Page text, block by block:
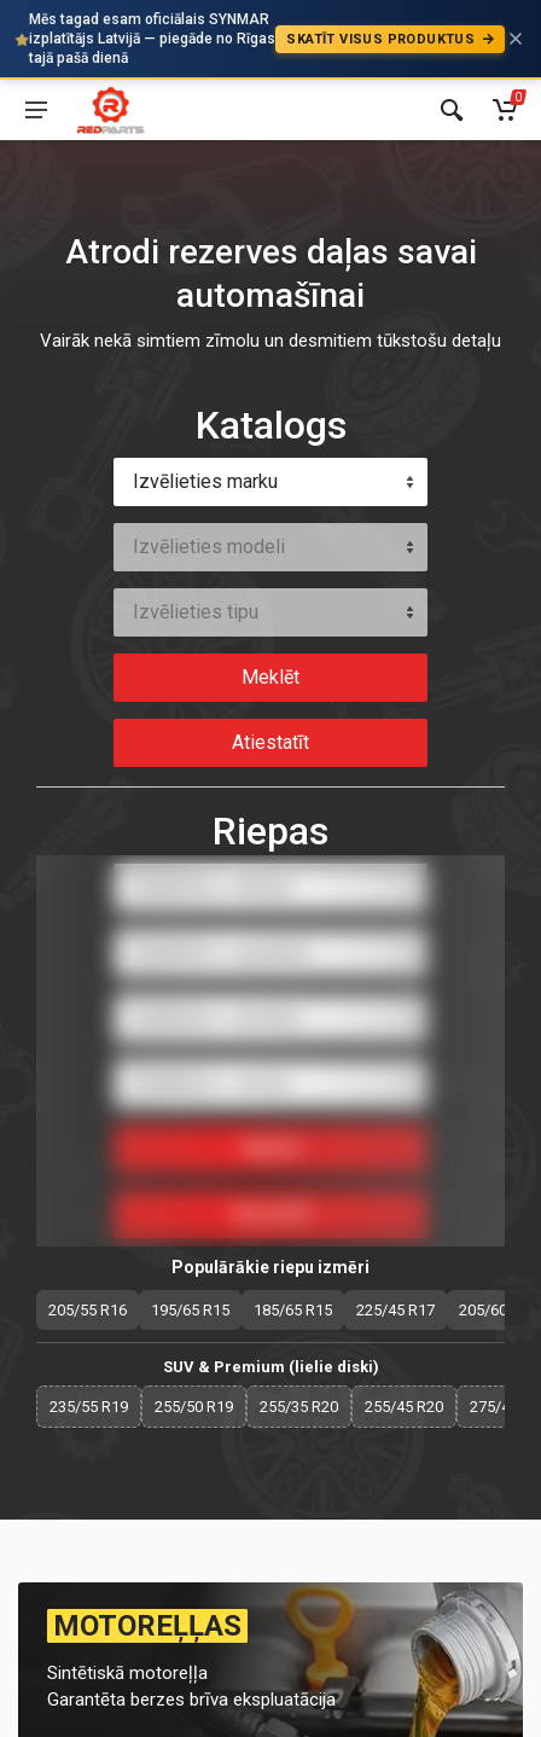
Mēs tagad esam oficiālais SYNMAR
izplatītājs Latvijā — piegāde no Rīgas
tajā pašā dienā
SKATĪT VISUS PRODUKTUS
Auto
0
Atrodi rezerves daļas savai
automašīnai
Vairāk nekā simtiem zīmolu un desmitiem tūkstošu detaļu
Katalogs
Izvēlieties marku
Izvēlieties modeli
Izvēlieties tipu
Riepas
Populārākie riepu izmēri
205/55 R16 195/65 R15 185/65 R15 225/45 R17 205/60 R16
SUV & Premium (lielie diski)
235/55 R19 255/50 R19 255/35 R20 255/45 R20 275/40
MOTOREĻĻAS
Sintētiskā motoreļļa
Garantēta berzes brīva ekspluatācija